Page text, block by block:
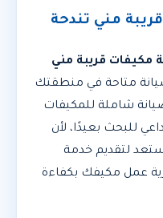
مني تندحة
مكيفات قريبة مني
متاحة في منطقتك
شاملة للمكيفات
للبحث بعيدًا، لأن
لتقديم خدمة
عمل مكيفك بكفاءة